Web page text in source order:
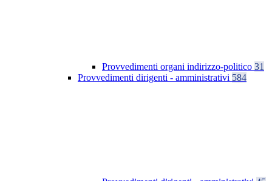
Provvedimenti organi indirizzo-politico 31
Provvedimenti dirigenti - amministrativi 584